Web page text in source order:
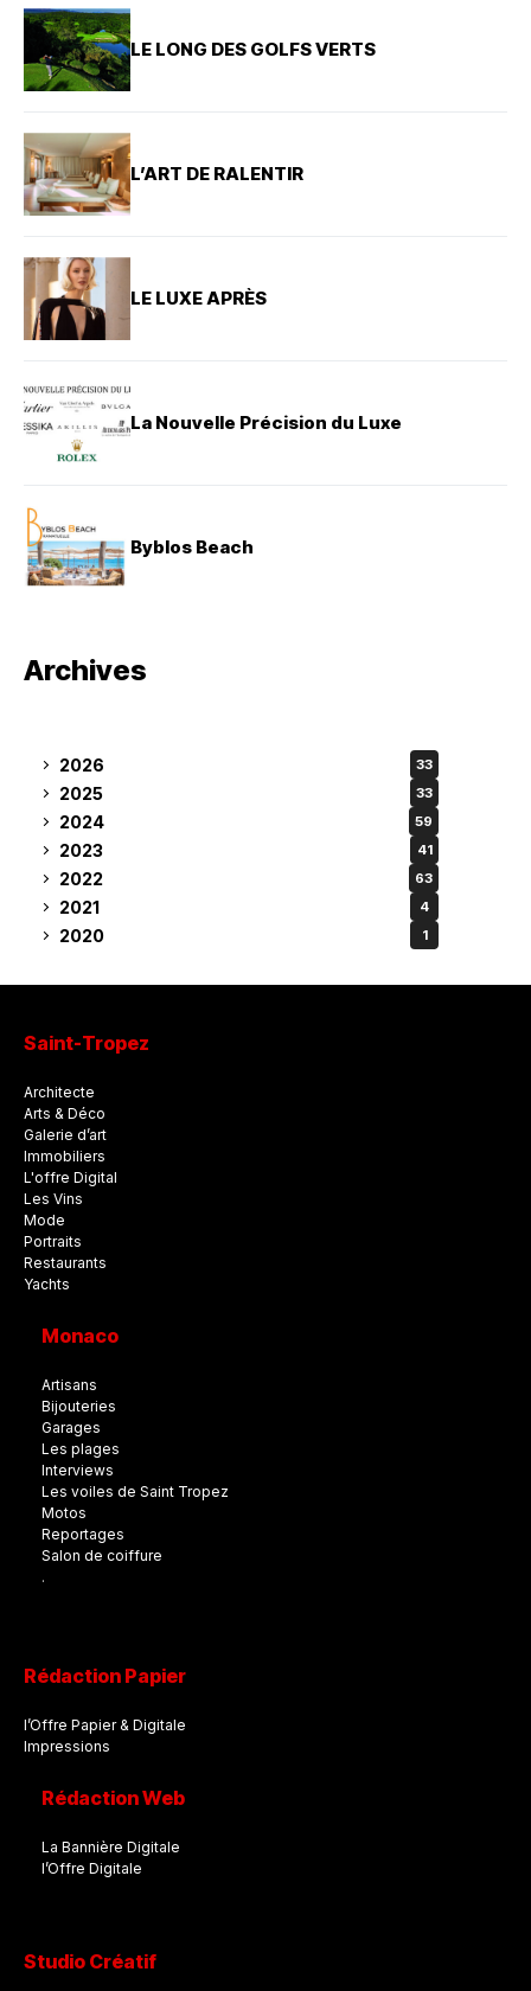
LE LONG DES GOLFS VERTS
L’ART DE RALENTIR
LE LUXE APRÈS
La Nouvelle Précision du Luxe
Byblos Beach
Archives
2026 33
2025 33
2024 59
2023 41
2022 63
2021 4
2020 1
Saint-Tropez
Architecte
Arts & Déco
Galerie d’art
Immobiliers
L'offre Digital
Les Vins
Mode
Portraits
Restaurants
Yachts
Monaco
Artisans
Bijouteries
Garages
Les plages
Interviews
Les voiles de Saint Tropez
Motos
Reportages
Salon de coiffure
.
Rédaction Papier
l’Offre Papier & Digitale
Impressions
Rédaction Web
La Bannière Digitale
l’Offre Digitale
Studio Créatif